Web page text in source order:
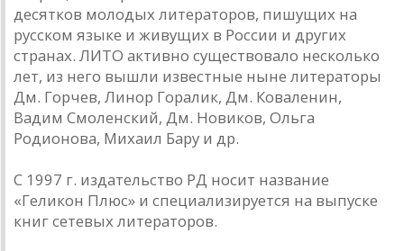
десятков молодых литераторов, пишущих на
русском языке и живущих в России и других
странах. ЛИТО активно существовало несколько
лет, из него вышли известные ныне литераторы
Дм. Горчев, Линор Горалик, Дм. Коваленин,
Вадим Смоленский, Дм. Новиков, Ольга
Родионова, Михаил Бару и др.
С 1997 г. издательство РД носит название
«Геликон Плюс» и специализируется на выпуске
книг сетевых литераторов.